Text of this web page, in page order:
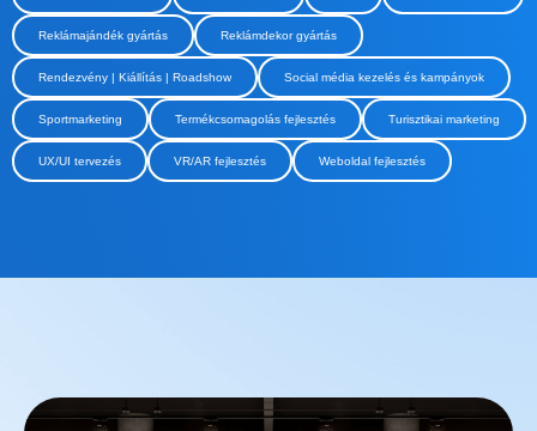
Reklámajándék gyártás Reklámdekor gyártás
Rendezvény | Kiállítás | Roadshow Social média kezelés és kampányok
Sportmarketing Termékcsomagolás fejlesztés Turisztikai marketing
UX/UI tervezés VR/AR fejlesztés Weboldal fejlesztés